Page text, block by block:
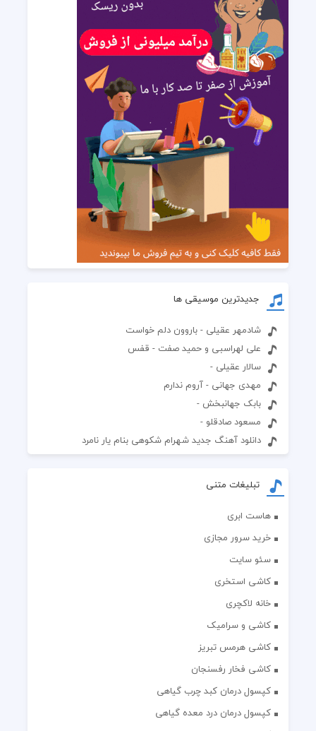
جدیدترین موسیقی ها
شادمهر عقیلی - باروون دلم خواست
علی لهراسبی و حمید صفت - قفس
سالار عقیلی -
مهدی جهانی - آروم ندارم
بابک جهانبخش -
مسعود صادقلو -
دانلود آهنگ جدید شهرام شکوهی بنام یار نامرد
تبلیغات متنی
هاست ابری
خرید سرور مجازی
سئو سایت
کاشی استخری
خانه لاکچری
کاشی و سرامیک
کاشی هرمس تبریز
کاشی فخار رفسنجان
کپسول درمان کبد چرب گیاهی
کپسول درمان درد معده گیاهی